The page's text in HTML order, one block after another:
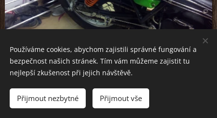
Používáme cookies, abychom zajistili správné fungování a
bezpečnost našich stránek. Tím vám můžeme zajistit tu
nejlepší zkušenost při jejich návštěvě.
Přijmout nezbytné Přijmout vše